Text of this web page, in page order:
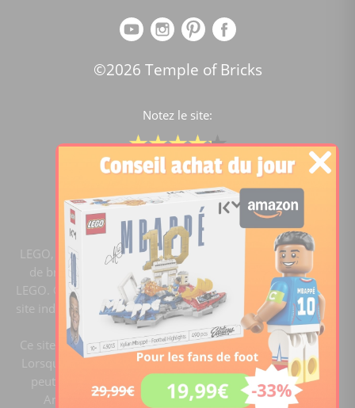
©2026 Temple of Bricks
Notez le site:
Comparateur de prix Lego
4.2/5 -15446notes
LEGO, le logo LEGO, la figurine LEGO et les configurations
de briques sont des marques commerciales du groupe
LEGO. ©2020 The LEGO Group. Templeofbricks.com est un
site indépendant du groupe LEGO, il n'est pas sponsorisé ni
validé par LEGO.
Ce site est membre du programme Ebay Partner Network.
Lorsque vous cliquez sur un lien et faites un achat, ce site
peut recevoir une commission. En tant que Partenaire
Amazon, ce site réalise un bénéfice sur les achats